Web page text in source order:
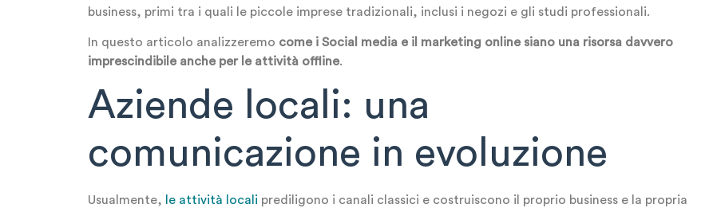
business, primi tra i quali le piccole imprese tradizionali, inclusi i negozi e gli studi professionali.
In questo articolo analizzeremo come i Social media e il marketing online siano una risorsa davvero
imprescindibile anche per le attività offline.
Aziende locali: una
comunicazione in evoluzione
Usualmente, le attività locali prediligono i canali classici e costruiscono il proprio business e la propria